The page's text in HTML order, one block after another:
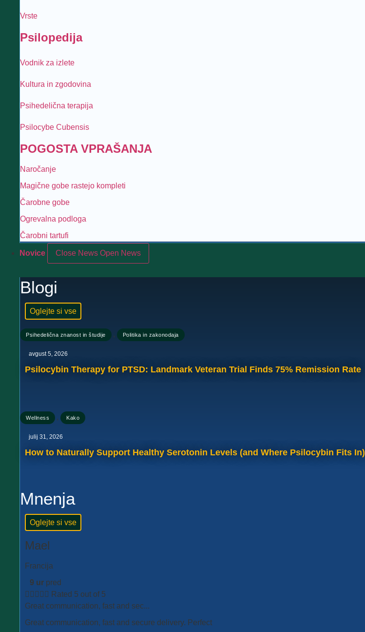
Vrste
Psilopedija
Vodnik za izlete
Kultura in zgodovina
Psihedelična terapija
Psilocybe Cubensis
POGOSTA VPRAŠANJA
Naročanje
Magične gobe rastejo kompleti
Čarobne gobe
Ogrevalna podloga
Čarobni tartufi
Novice Close News Open News
Blogi
Oglejte si vse
Psihedelična znanost in študije , Politika in zakonodaja
avgust 5, 2026
Psilocybin Therapy for PTSD: Landmark Veteran Trial Finds 75% Remission Rate
Wellness , Kako
julij 31, 2026
How to Naturally Support Healthy Serotonin Levels (and Where Psilocybin Fits In)
Mnenja
Oglejte si vse
Mael
Francija
9 ur pred
     Rated 5 out of 5
Great communication, fast and sec...
Great communication, fast and secure delivery. Perfect